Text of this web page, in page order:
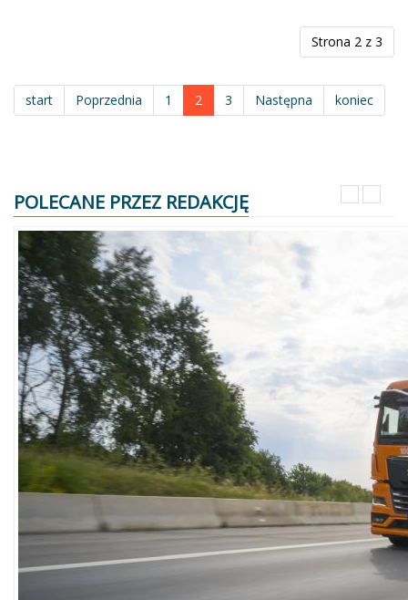
Strona 2 z 3
start Poprzednia 1 2 3 Następna koniec
POLECANE PRZEZ REDAKCJĘ